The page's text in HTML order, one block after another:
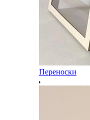
Переноски